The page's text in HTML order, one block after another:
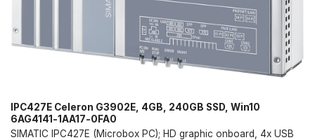
IPC427E Celeron G3902E, 4GB, 240GB SSD, Win10
6AG4141-1AA17-0FA0
SIMATIC IPC427E (Microbox PC); HD graphic onboard, 4x USB